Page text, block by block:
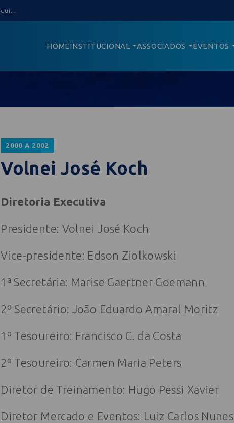
HOMEINSTITUCIONAL ASSOCIADOS EVENTOS
2000 A 2002
Volnei José Koch
Diretoria Executiva
Presidente: Volnei José Koch
Vice-presidente: Edson Ziolkowski
1ª Secretária: Marise Gaertner Goemann
2º Secretário: João Eduardo Amaral Moritz
1º Tesoureiro: Francisco C. da Costa
2º Tesoureiro: Carmen Maria Peters
Diretor de Treinamento: Hugo Pessi Xavier
Diretor Mercado e Eventos: Luiz Carlos Nunes